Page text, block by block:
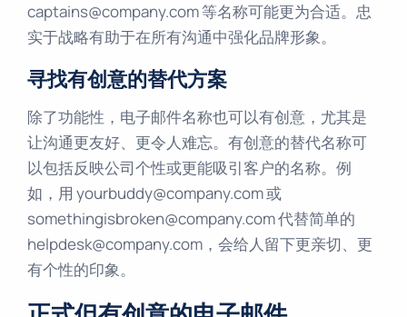
captains@company.com 等名称可能更为合适。忠
实于战略有助于在所有沟通中强化品牌形象。
寻找有创意的替代方案
除了功能性，电子邮件名称也可以有创意，尤其是
让沟通更友好、更令人难忘。有创意的替代名称可
以包括反映公司个性或更能吸引客户的名称。例
如，用 yourbuddy@company.com 或
somethingisbroken@company.com 代替简单的
helpdesk@company.com，会给人留下更亲切、更
有个性的印象。